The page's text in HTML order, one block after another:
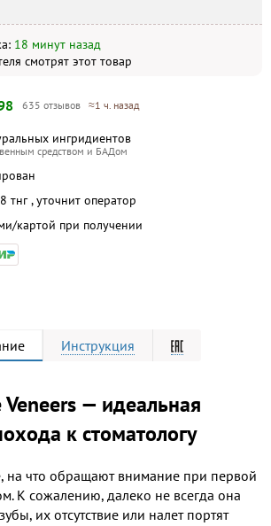
18 минут назад
смотрят этот товар
635 отзывов ≈1 ч. назад
ингридиентов
средством и БАДом
тнг , уточнит оператор
картой при получении
Инструкция
— идеальная
к стоматологу
на что обращают внимание при первой
К сожалению, далеко не всегда она
их отсутствие или налет портят